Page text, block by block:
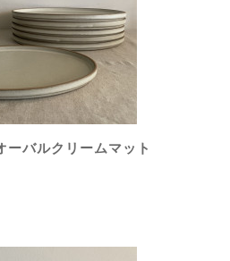
バルクリームマット